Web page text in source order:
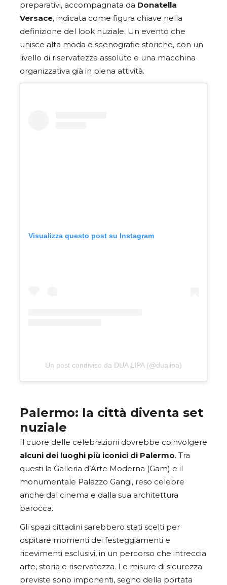
preparativi, accompagnata da Donatella
Versace, indicata come figura chiave nella
definizione del look nuziale. Un evento che
unisce alta moda e scenografie storiche, con un
livello di riservatezza assoluto e una macchina
organizzativa già in piena attività.
Visualizza questo post su Instagram
Un post condiviso da DUA LIPA (@dualipa)
Palermo: la città diventa set
nuziale
Il cuore delle celebrazioni dovrebbe coinvolgere
alcuni dei luoghi più iconici di Palermo. Tra
questi la Galleria d’Arte Moderna (Gam) e il
monumentale Palazzo Gangi, reso celebre
anche dal cinema e dalla sua architettura
barocca.
Gli spazi cittadini sarebbero stati scelti per
ospitare momenti dei festeggiamenti e
ricevimenti esclusivi, in un percorso che intreccia
arte, storia e riservatezza. Le misure di sicurezza
previste sono imponenti, segno della portata